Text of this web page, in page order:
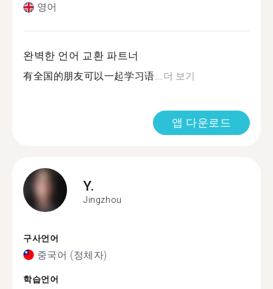
영어
완벽한 언어 교환 파트너
有全国的朋友可以一起学习语...더 보기
앱 다운로드
Y.
Jingzhou
구사언어
중국어 (정체자)
학습언어